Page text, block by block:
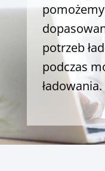
potrzeb
podczas
ładowania.